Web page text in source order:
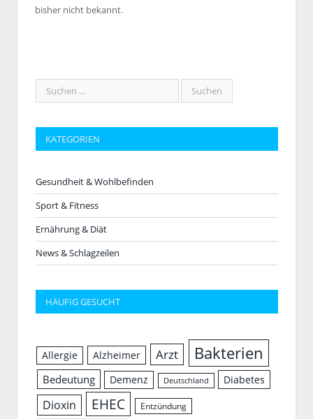
bisher nicht bekannt.
KATEGORIEN
Gesundheit & Wohlbefinden
Sport & Fitness
Ernährung & Diät
News & Schlagzeilen
HÄUFIG GESUCHT
Allergie Alzheimer Arzt Bakterien
Bedeutung Demenz Deutschland Diabetes
Dioxin EHEC Entzündung